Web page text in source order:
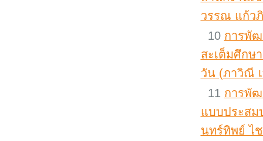
วรรณ แก้ว
10 การพัฒ
สะเต็มศึกษ
วัน (ภาวิณี
11 การพั
แบบประสม
นทร์ทิพย์ ไ